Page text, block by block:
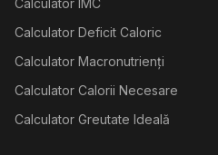
Calculator IMC
Calculator Deficit Caloric
Calculator Macronutrienți
Calculator Calorii Necesare
Calculator Greutate Ideală